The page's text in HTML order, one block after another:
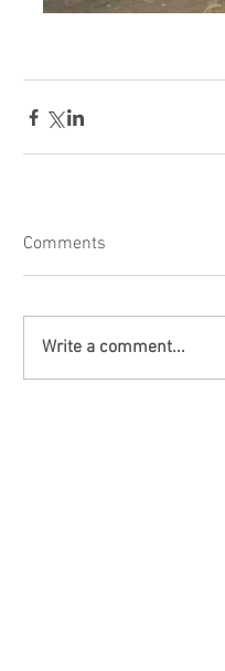
Comments
Write a comment...